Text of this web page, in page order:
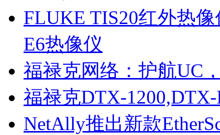
FLUKE TIS20红外热
E6热像仪
福禄克网络：护航UC
福禄克DTX-
NetAlly推出新款